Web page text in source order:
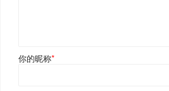
你的昵称*